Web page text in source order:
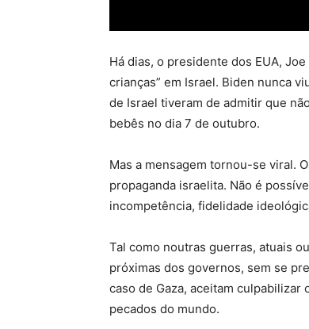
Há dias, o presidente dos EUA,
crianças” em Israel. Biden nunca
de Israel tiveram de admitir que
bebês no dia 7 de outubro.
Mas a mensagem tornou-se viral.
propaganda israelita. Não é
incompetência, fidelidade
Tal como noutras guerras, atuais
próximas dos governos, sem se
caso de Gaza, aceitam
pecados do mundo.